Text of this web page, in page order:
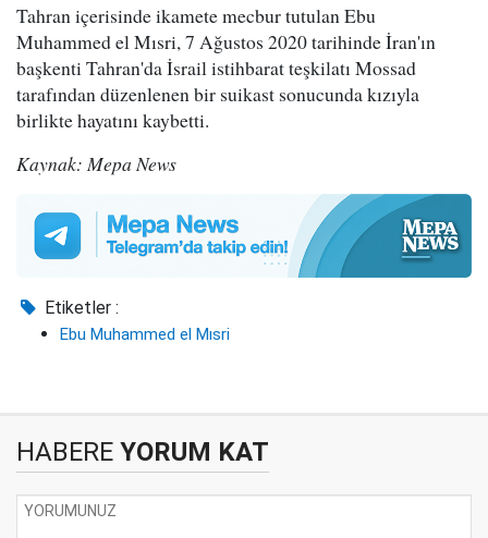
Tahran içerisinde ikamete mecbur tutulan Ebu
Muhammed el Mısri, 7 Ağustos 2020 tarihinde İran'ın
başkenti Tahran'da İsrail istihbarat teşkilatı Mossad
tarafından düzenlenen bir suikast sonucunda kızıyla
birlikte hayatını kaybetti.
Kaynak: Mepa News
Etiketler :
Ebu Muhammed el Mısri
HABERE YORUM KAT